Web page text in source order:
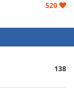
520
138